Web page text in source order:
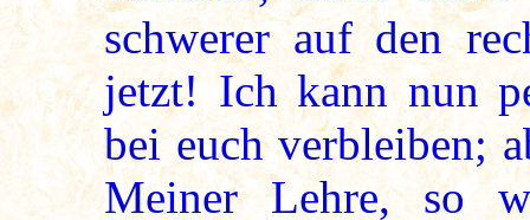
schwerer auf den
jetzt! Ich kann nun
bei euch verbleiben;
Meiner Lehre, so